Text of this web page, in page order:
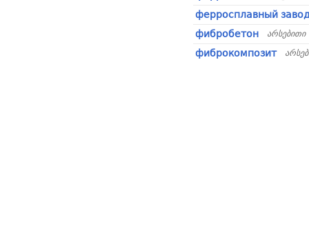
ферросплавный
фибробетон
არსებითი
фиброкомпозит